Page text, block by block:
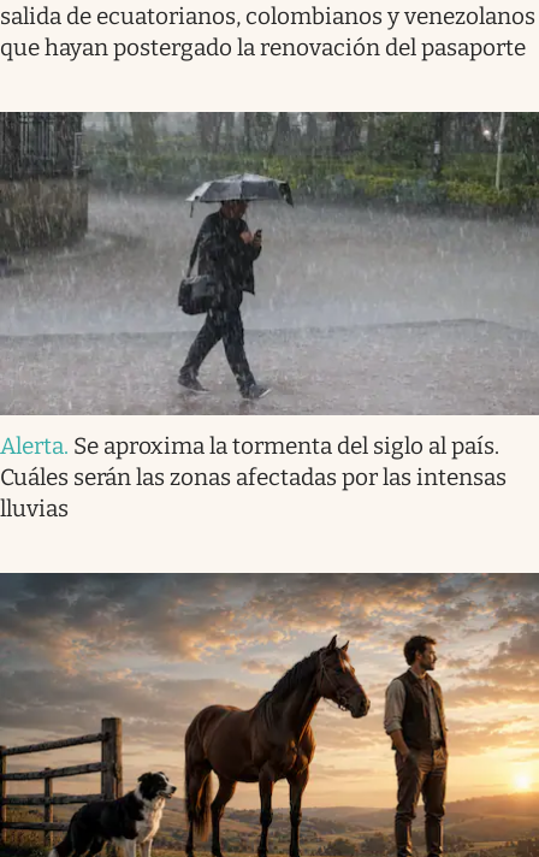
salida de ecuatorianos, colombianos y venezolanos
que hayan postergado la renovación del pasaporte
Alerta. Se aproxima la tormenta del siglo al país.
Cuáles serán las zonas afectadas por las intensas
lluvias